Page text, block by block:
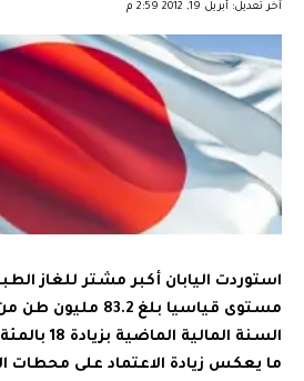
آخر تعديل: أبريل 19, 2012 2:59 م
استوردت اليابان أكبر مشتر للغاز
مستوى قياسيا بلغ
السنة
ما يعكس زيادة الاعتماد على محطات